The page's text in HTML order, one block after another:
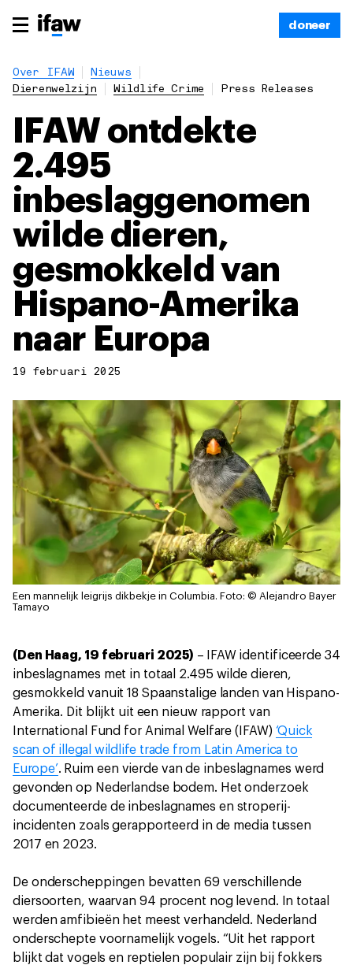
doneer
Over IFAW
Nieuws
Dierenwelzijn
Wildlife Crime Press Releases
IFAW ontdekte
2.495
inbeslaggenomen
wilde dieren,
gesmokkeld van
Hispano-Amerika
naar Europa
19 februari 2025
Een mannelijk leigrijs dikbekje in Columbia. Foto: © Alejandro Bayer
Tamayo
(Den Haag, 19 februari 2025) –
IFAW identificeerde 34
inbeslagnames met in totaal 2.495 wilde dieren,
gesmokkeld vanuit 18 Spaanstalige landen van Hispano-
Amerika. Dit blijkt uit een nieuw rapport van
International Fund for Animal Welfare (IFAW) ‘Quick
scan of illegal wildlife trade from Latin America to
Europe’. Ruim een vierde van de inbeslagnames werd
gevonden op Nederlandse bodem. Het onderzoek
documenteerde de inbeslagnames en stroperij-
incidenten zoals gerapporteerd in de media tussen
2017 en 2023.
De onderscheppingen bevatten 69 verschillende
diersoorten, waarvan 94 procent nog levend. In totaal
werden amfibieën het meest verhandeld. Nederland
onderschepte voornamelijk vogels. “Uit het rapport
blijkt dat vogels en reptielen populair zijn bij fokkers